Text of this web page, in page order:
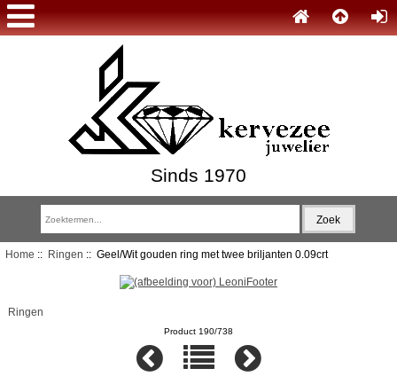
Sinds 1970
Home :: Ringen :: Geel/Wit gouden ring met twee briljanten 0.09crt
Ringen
Product 190/738